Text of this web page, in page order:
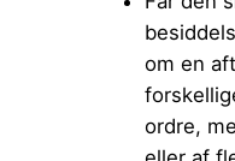
om en
ordre,